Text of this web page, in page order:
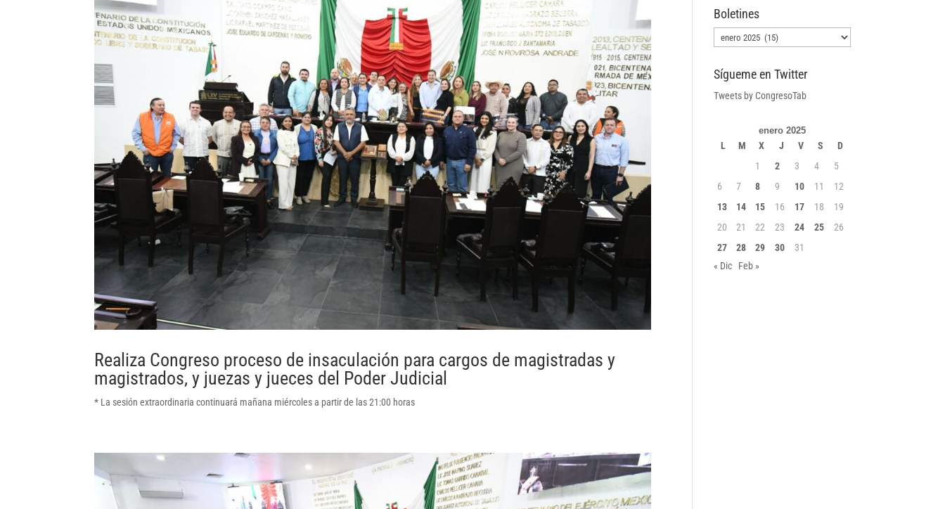
Realiza Congreso proceso de insaculación para cargos de magistradas y
magistrados, y juezas y jueces del Poder Judicial
* La sesión extraordinaria continuará mañana miércoles a partir de las 21:00 horas
Boletines
Boletines
Sígueme en Twitter
Tweets by CongresoTab
enero 2025
L M X J V S
D
1
2 3 4
5
6
7 8 9 10 11
12
13
14 15 16 17 18
19
20
21 22 23 24 25
26
27
28 29 30
31
« Dic
Feb »